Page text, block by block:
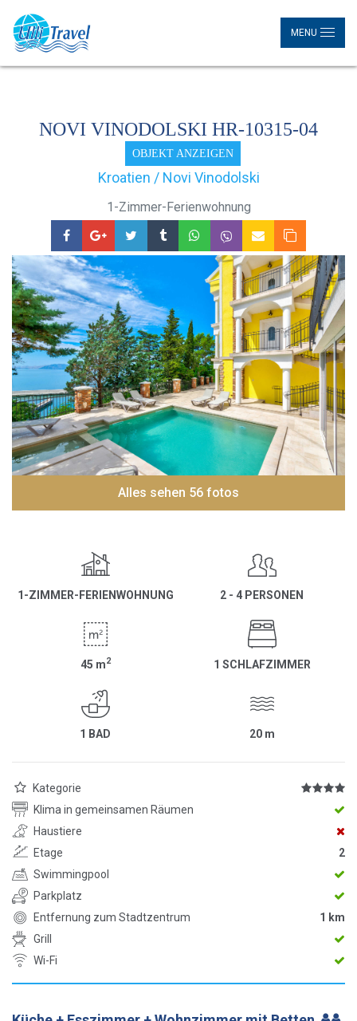
MENU
NOVI VINODOLSKI HR-10315-04
OBJEKT ANZEIGEN
Kroatien / Novi Vinodolski
1-Zimmer-Ferienwohnung
Alles sehen 56 fotos
1-ZIMMER-FERIENWOHNUNG 2 - 4 PERSONEN
45 m2 1 SCHLAFZIMMER
1 BAD 20 m
Kategorie
Klima in gemeinsamen Räumen
Haustiere
Etage
2
Swimmingpool
Parkplatz
Entfernung zum Stadtzentrum
1 km
Grill
Wi-Fi